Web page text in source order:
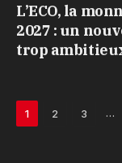
L’ECO, la
2027 : un
trop
1 2 3 …